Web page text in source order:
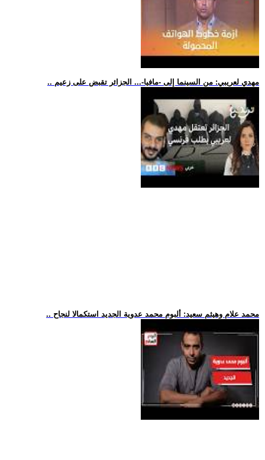
.. مهدي لعريبي: من السينما إلى -مافيا-... الجزائر تقبض على زعيم
.. محمد علام وهيثم سعيد: ألبوم محمد عدوية الجديد استكمالا لنجاح